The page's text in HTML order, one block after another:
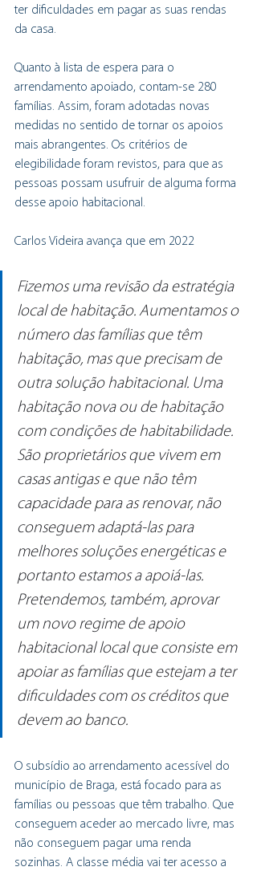
ter dificuldades em pagar as suas rendas
da casa.
Quanto à lista de espera para o
arrendamento apoiado, contam-se 280
famílias. Assim, foram adotadas novas
medidas no sentido de tornar os apoios
mais abrangentes. Os critérios de
elegibilidade foram revistos, para que as
pessoas possam usufruir de alguma forma
desse apoio habitacional.
Carlos Videira avança que em 2022
Fizemos uma revisão da estratégia
local de habitação. Aumentamos o
número das famílias que têm
habitação, mas que precisam de
outra solução habitacional. Uma
habitação nova ou de habitação
com condições de habitabilidade.
São proprietários que vivem em
casas antigas e que não têm
capacidade para as renovar, não
conseguem adaptá-las para
melhores soluções energéticas e
portanto estamos a apoiá-las.
Pretendemos, também, aprovar
um novo regime de apoio
habitacional local que consiste em
apoiar as famílias que estejam a ter
dificuldades com os créditos que
devem ao banco.
O subsídio ao arrendamento acessível do
município de Braga, está focado para as
famílias ou pessoas que têm trabalho. Que
conseguem aceder ao mercado livre, mas
não conseguem pagar uma renda
sozinhas. A classe média vai ter acesso a